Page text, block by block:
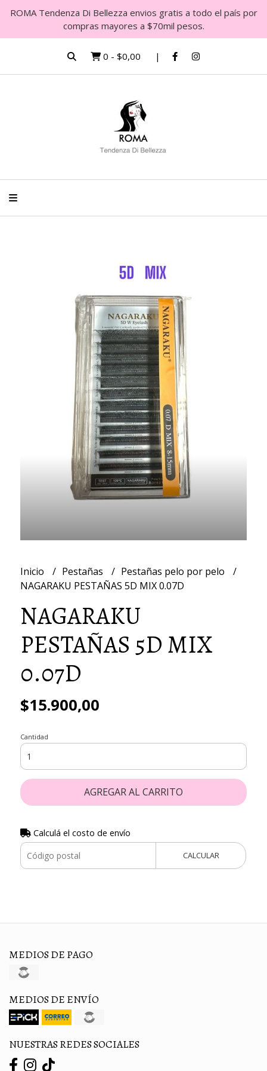
ROMA Tendenza Di Bellezza envios gratis a todo el país por
compras mayores a $70mil pesos.
0 - $0,00
Inicio Pestañas
Pestañas pelo por pelo
NAGARAKU PESTAÑAS 5D MIX 0.07D
NAGARAKU
PESTAÑAS 5D MIX
0.07D
$15.900,00
Cantidad
AGREGAR AL CARRITO
Calculá el costo de envío
CALCULAR
MEDIOS DE PAGO
MEDIOS DE ENVÍO
NUESTRAS REDES SOCIALES